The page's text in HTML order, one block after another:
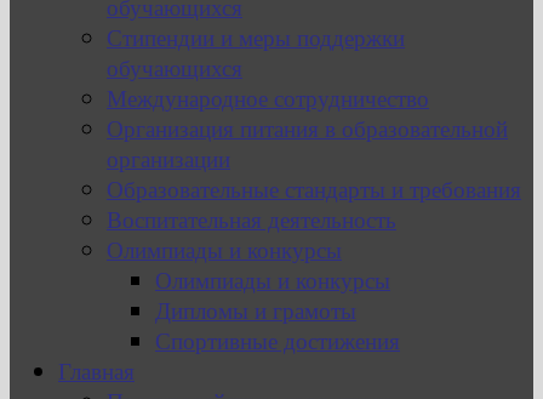
обучающихся
Стипендии и меры поддержки
обучающихся
Международное сотрудничество
Организация питания в образовательной
организации
Образовательные стандарты и требования
Воспитательная деятельность
Олимпиады и конкурсы
Олимпиады и конкурсы
Дипломы и грамоты
Спортивные достижения
Главная